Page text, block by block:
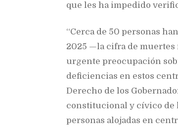
que les ha impedido
“Cerca de 50 personas
2025 —la cifra de muertes
urgente preocupación
deficiencias en estos
Derecho de los
constitucional y cívico de
personas alojadas en